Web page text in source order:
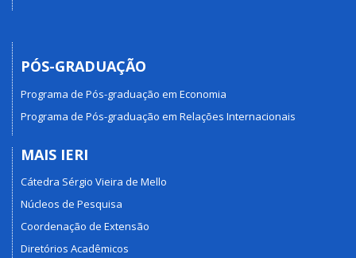
PÓS-GRADUAÇÃO
Programa de Pós-graduação em Economia
Programa de Pós-graduação em Relações Internacionais
MAIS IERI
Cátedra Sérgio Vieira de Mello
Núcleos de Pesquisa
Coordenação de Extensão
Diretórios Acadêmicos